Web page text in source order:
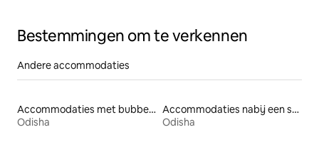
Bestemmingen om te verkennen
Andere accommodaties
Accommodaties met bubbelbad
Odisha
Accommodaties nabij een strand
Odisha